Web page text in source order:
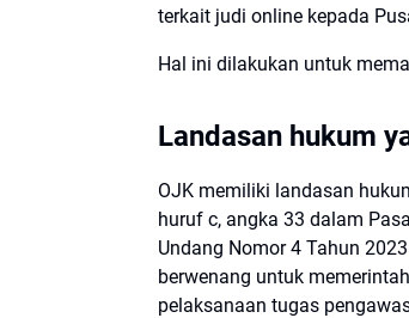
terkait judi online kepada
Hal ini dilakukan untuk
Landasan hukum
OJK memiliki landasan
huruf c, angka 33 dalam
Undang Nomor 4 Tahun
berwenang untuk
pelaksanaan tugas